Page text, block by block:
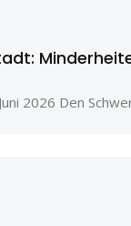
2026 Den